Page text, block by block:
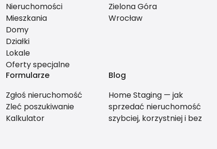
Nieruchomości
Mieszkania
Domy
Działki
Lokale
Oferty specjalne
Zielona Góra
Wrocław
Formularze
Zgłoś nieruchomość
Zleć poszukiwanie
Kalkulator
Blog
Home Staging — jak
sprzedać nieruchomość
szybciej, korzystniej i bez